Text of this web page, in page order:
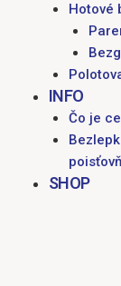
Hotové
INFO
Čo je
SHOP